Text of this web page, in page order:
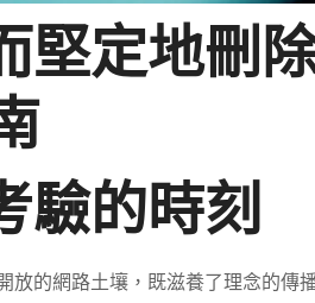
定地刪
驗的時刻
的網路土壤，既滋養了理念的傳